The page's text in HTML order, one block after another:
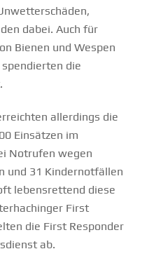
dabei. Auch für
Bienen und Wespen
die
allerdings die
Einsätzen im
Notrufen wegen
und 31 Kindernotfällen
lebensrettend diese
First
die First Responder
ab.